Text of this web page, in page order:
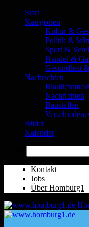
Start
Kategorien
Kultur &
Politik &
Sport &
Handel &
Gesundheit
Nachrichten
Nachrichten
Baustellen
Bilder
Kalender
Kontakt
Jobs
Über Homburg1